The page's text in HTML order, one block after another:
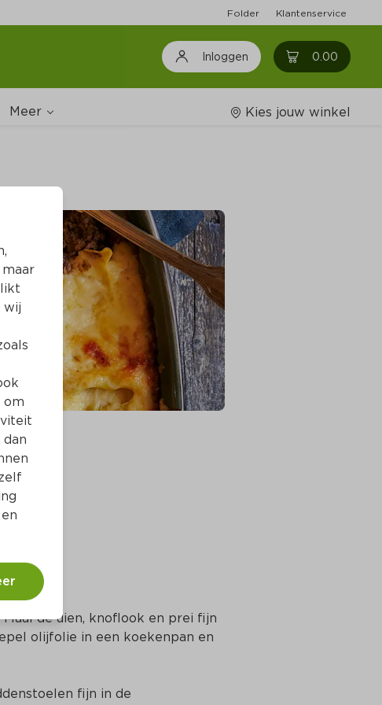
Folder Klantenservice
Inloggen 0.00 0
Meer
Wijnshop
Boodschappenlijstjes
Kies jouw winkel
Maal de uien, knoflook en prei fijn
olijfolie in een koekenpan en
fijn in de
wij
om
en